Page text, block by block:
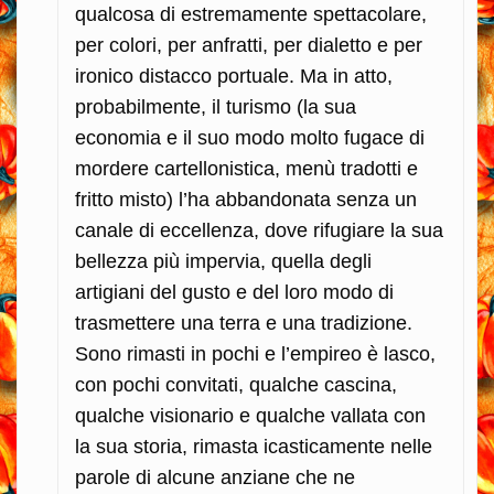
qualcosa di estremamente spettacolare,
per colori, per anfratti, per dialetto e per
ironico distacco portuale. Ma in atto,
probabilmente, il turismo (la sua
economia e il suo modo molto fugace di
mordere cartellonistica, menù tradotti e
fritto misto) l’ha abbandonata senza un
canale di eccellenza, dove rifugiare la sua
bellezza più impervia, quella degli
artigiani del gusto e del loro modo di
trasmettere una terra e una tradizione.
Sono rimasti in pochi e l’empireo è lasco,
con pochi convitati, qualche cascina,
qualche visionario e qualche vallata con
la sua storia, rimasta icasticamente nelle
parole di alcune anziane che ne